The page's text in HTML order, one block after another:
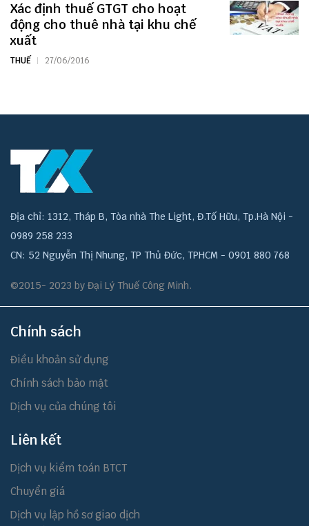
Xác định thuế GTGT cho hoạt
động cho thuê nhà tại khu chế
xuất
THUẾ 27/06/2016
Địa chỉ: 1312, Tháp B, Tòa nhà The Light, Đ.Tố Hữu, Tp.Hà Nội -
0989 258 233
CN: 52 Nguyễn Thị Nhung, TP Thủ Đức, TPHCM - 0901 880 768
©2015- 2023 by Đại Lý Thuế Công Minh.
Chính sách
Điều khoản sử dụng
Chính sách bảo mật
Dịch vụ của chúng tôi
Liên kết
Dịch vụ kiểm toán BTCT
Chuyển giá
Dịch vụ lập hồ sơ giao dịch